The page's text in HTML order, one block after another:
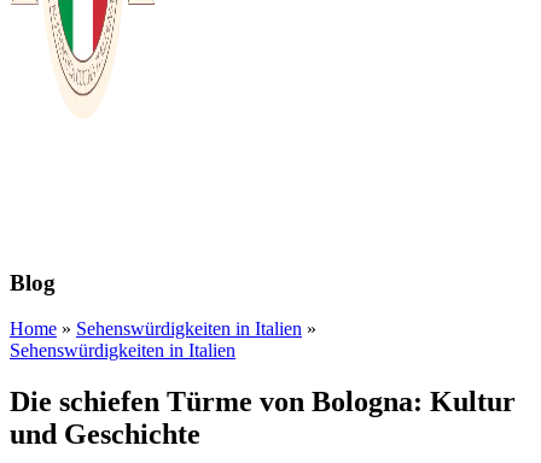
Blog
Home » Sehenswürdigkeiten in Italien »
Sehenswürdigkeiten in Italien
Die schiefen Türme von Bologna: Kultur
und Geschichte